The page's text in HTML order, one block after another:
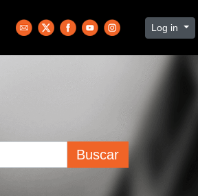
Log in
Buscar